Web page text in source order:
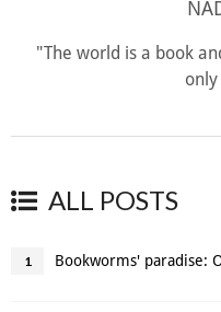
"The world is a book
ALL POSTS
1